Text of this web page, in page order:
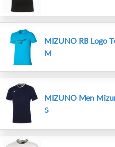
MIZUNO RB Logo
M
MIZUNO Men
S